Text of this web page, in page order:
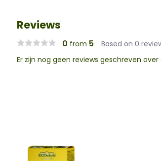
Reviews
0 from 5 Based on 0
Er zijn nog geen reviews geschreven